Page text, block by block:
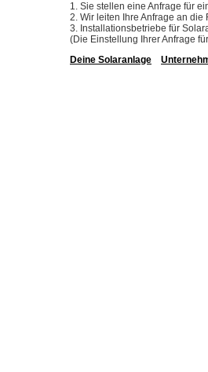
1. Sie stellen eine Anfrage für
2. Wir leiten Ihre Anfrage an
3. Installationsbetriebe für
(Die Einstellung Ihrer Anfrage
Deine Solaranlage